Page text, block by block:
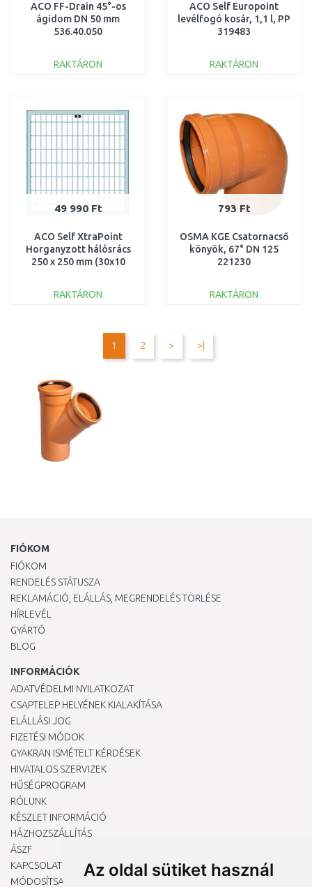
Az oldal sütiket használ
ACO FF-Drain 45°-os
ágidom DN 50 mm
536.40.050
RAKTÁRON
ACO Self Europoint
levélfogó kosár, 1,1 l, PP
319483
RAKTÁRON
49 990 Ft
ACO Self XtraPoint
Horganyzott hálósrács
250 x 250 mm (30x10
RAKTÁRON
793 Ft
OSMA KGE Csatornacső
könyök, 67° DN 125
221230
RAKTÁRON
Összehasonlítás
1 2 > >|
FIÓKOM
FIÓKOM
RENDELÉS STÁTUSZA
REKLAMÁCIÓ, ELÁLLÁS, MEGRENDELÉS TÖRLÉSE
HÍRLEVÉL
GYÁRTÓ
BLOG
INFORMÁCIÓK
ADATVÉDELMI NYILATKOZAT
CSAPTELEP HELYÉNEK KIALAKÍTÁSA
ELÁLLÁSI JOG
FIZETÉSI MÓDOK
GYAKRAN ISMÉTELT KÉRDÉSEK
HIVATALOS SZERVIZEK
HŰSÉGPROGRAM
RÓLUNK
KÉSZLET INFORMÁCIÓ
HÁZHOZSZÁLLÍTÁS
ÁSZF
KAPCSOLAT
MÓDOSÍTSA A COOKIE-BEÁLLÍTÁSAIMAT